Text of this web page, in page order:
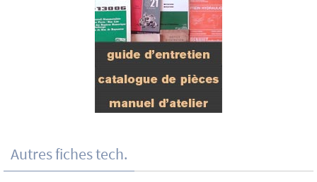
Autres fiches tech.